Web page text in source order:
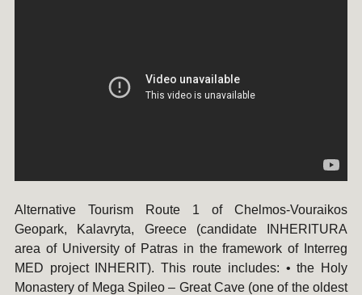
Alternative Tourism Route 1 of Chelmos-Vouraikos
Geopark, Kalavryta, Greece (candidate INHERITURA
area of University of Patras in the framework of Interreg
MED project INHERIT). This route includes: • the Holy
Monastery of Mega Spileo – Great Cave (one of the oldest